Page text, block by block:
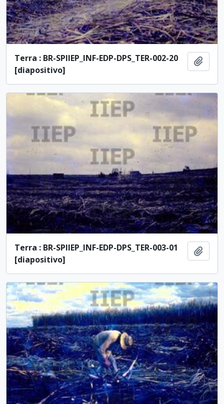
Terra : BR-SPIIEP_INF-EDP-DPS_TER-002-20
[diapositivo]
Terra : BR-SPIIEP_INF-EDP-DPS_TER-003-01
[diapositivo]